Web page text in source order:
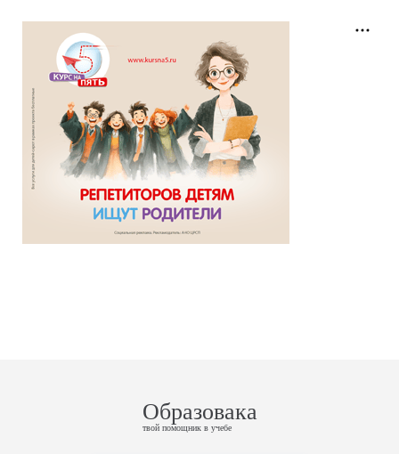
Образовака
твой помощник в учебе